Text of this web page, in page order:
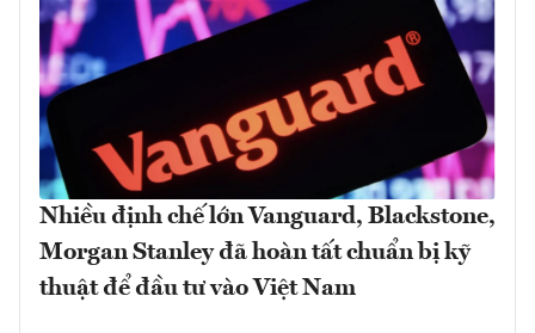
Nhiều định chế lớn Vanguard, Blackstone,
Morgan Stanley đã hoàn tất chuẩn bị kỹ
thuật để đầu tư vào Việt Nam